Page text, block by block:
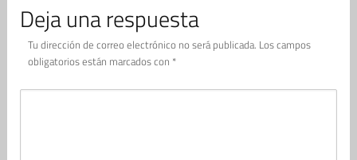
Deja una respuesta
Tu dirección de correo electrónico no será publicada. Los campos
obligatorios están marcados con *